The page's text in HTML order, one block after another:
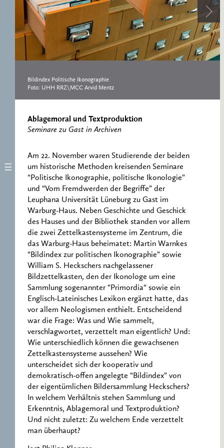
ERNST CASSIRER
ARBEITSSTELLE 1997-
2007
Bildindex Politische Ikonographie
Foto: UHH RRZ\MCC Arvid Mentz
Ablagemoral und Textproduktion
Seminare zu Gast in Archiven
Am 22. November waren Studierende der beiden
um historische Methoden kreisenden Seminare
“Politische Ikonographie, politische Ikonologie”
und “Vom Fremdwerden der Begriffe” der
Leuphana Universität Lüneburg zu Gast im
Warburg-Haus. Neben Geschichte und Geschick
des Hauses und der Bibliothek standen vor allem
die zwei Zettelkastensysteme im Zentrum, die
das Warburg-Haus beheimatet: Martin Warnkes
“Bildindex zur politischen Ikonographie” sowie
William S. Heckschers nachgelassener
Bildzettelkasten, den der Ikonologe um eine
Sammlung sogenannter “Primordia“ sowie ein
Englisch-Lateinisches Lexikon ergänzt hatte, das
vor allem Neologismen enthielt. Entscheidend
war die Frage: Was und Wie sammelt,
verschlagwortet, verzettelt man eigentlich? Und:
Wie unterschiedlich können die gewachsenen
Zettelkastensysteme aussehen? Wie
unterscheidet sich der kooperativ und
demokratisch-offen angelegte “Bildindex” von
der eigentümlichen Bildersammlung Heckschers?
In welchem Verhältnis stehen Sammlung und
Erkenntnis, Ablagemoral und Textproduktion?
Und nicht zuletzt: Zu welchem Ende verzettelt
man überhaupt?